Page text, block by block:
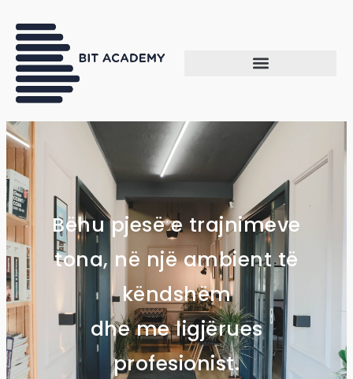
Bëhu pjesë e trajnimeve
tona, në një ambient të
këndshëm
dhe me ligjërues
profesionist.